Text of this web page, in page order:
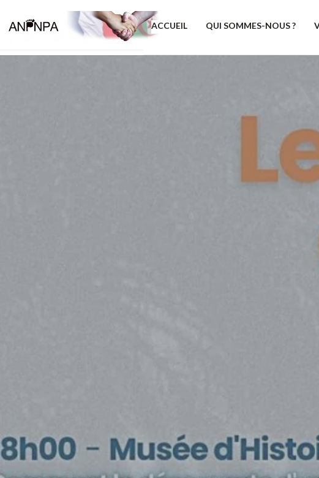
ACCUEIL QUI SOMMES-NOUS ?